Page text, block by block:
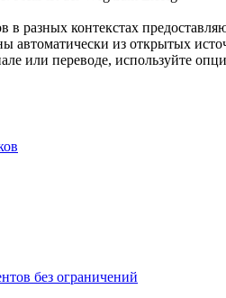
разных контекстах
автоматически из открытых
или переводе, используйте
без ограничений